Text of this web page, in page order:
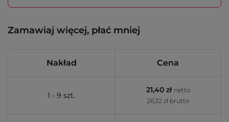
Zamawiaj więcej, płać mniej
Nakład Cena
1 - 9 szt.
21,40 zł netto
26,32 zł brutto